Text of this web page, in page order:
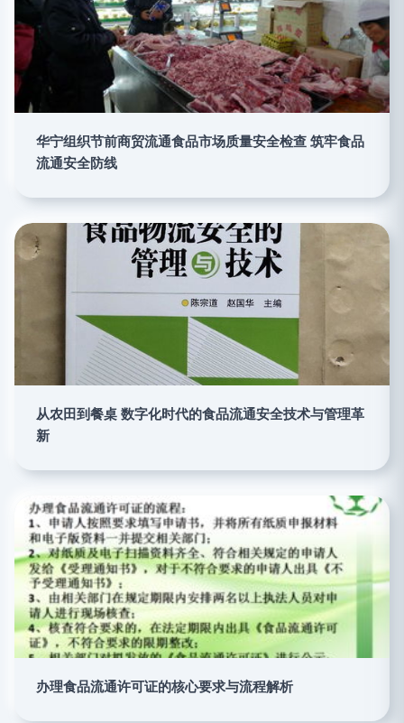
华宁组织节前商贸流通食品市场质量安全检查 筑牢食品
流通安全防线
从农田到餐桌 数字化时代的食品流通安全技术与管理革
新
办理食品流通许可证的核心要求与流程解析